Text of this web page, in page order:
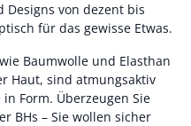
Designs von dezent bis
für das gewisse Etwas.
Baumwolle und Elasthan
Haut, sind atmungsaktiv
Form. Überzeugen Sie
BHs – Sie wollen sicher